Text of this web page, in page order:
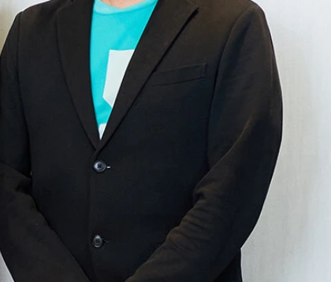
苦労もあった」（志倉氏）